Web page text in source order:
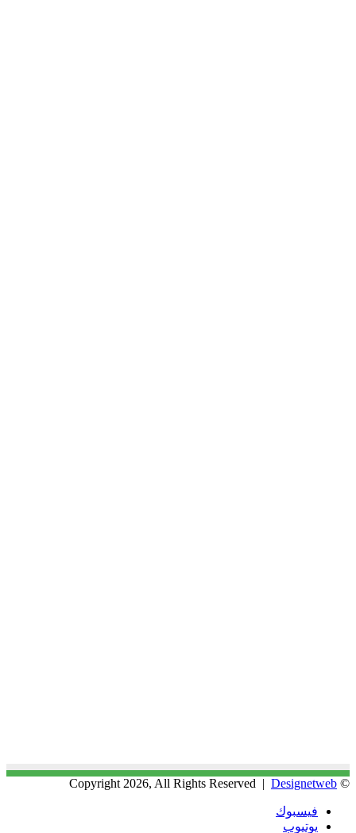
© Copyright 2026, All Rights Reserved |
Designetweb
فيسبوك
يوتيوب